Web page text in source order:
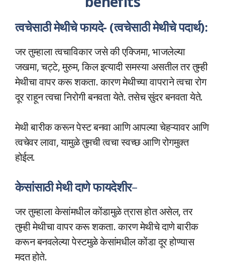
त्वचेसाठी मेथीचे फायदे- (त्वचेसाठी मेथीचे पदार्थ):
जर तुम्हाला त्वचाविकार जसे की एक्जिमा, भाजलेल्या
जखमा, चट्टे, मुरुम, किल इत्यादी समस्या असतील तर तुम्ही
मेथीचा वापर करू शकता. कारण मेथीच्या वापराने त्वचा रोग
दूर राहून त्वचा निरोगी बनवता येते. तसेच सुंदर बनवता येते.
मेथी बारीक करून पेस्ट बनवा आणि आपल्या चेहऱ्यावर आणि
त्वचेवर लावा, यामुळे तुमची त्वचा स्वच्छ आणि रोगमुक्त
होईल.
केसांसाठी मेथी दाणे फायदेशीर–
जर तुम्हाला केसांमधील कोंडामुळे त्रास होत असेल, तर
तुम्ही मेथीचा वापर करू शकता. कारण मेथीचे दाणे बारीक
करून बनवलेल्या पेस्टमुळे केसांमधील कोंडा दूर होण्यास
मदत होते.